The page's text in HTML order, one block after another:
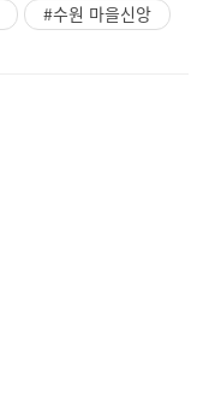
#수원 마을신앙